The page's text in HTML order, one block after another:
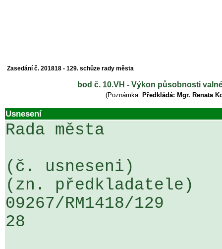
Zasedání č. 201818 - 129. schůze rady města
bod č. 10.VH - Výkon působnosti
(Poznámka: Předkládá: Mgr. Renata
Usnesení
Rada města
(č. usneseni)
(zn. předkladatele)
09267/RM1418/
28